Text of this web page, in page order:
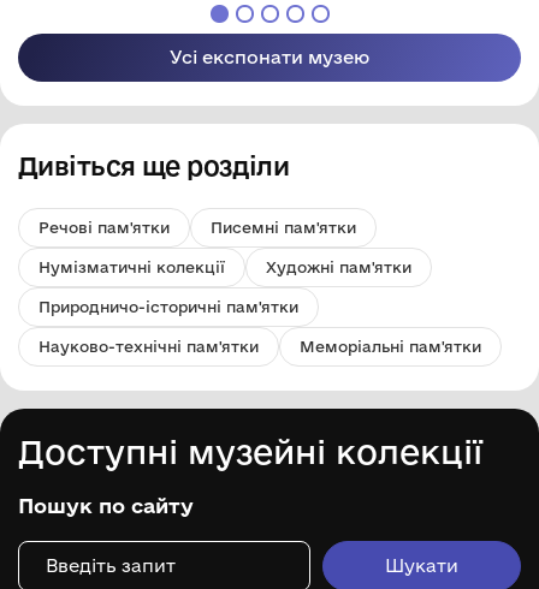
Усі експонати музею
Дивіться ще розділи
Речові пам'ятки Писемні пам'ятки
Нумізматичні колекції Художні пам'ятки
Природничо-історичні пам'ятки
Науково-технічні пам'ятки Меморіальні пам'ятки
Доступні музейні колекції
Пошук по сайту